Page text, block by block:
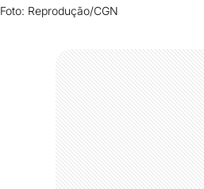
Foto: Reprodução/CGN